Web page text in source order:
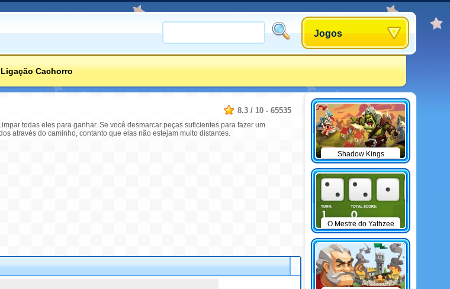
Jogos
Ligação Cachorro
8.3 / 10 - 65535
todas eles para ganhar. Se você desmarcar peças suficientes para fazer um
através do caminho, contanto que elas não estejam muito distantes.
Shadow Kings
O Mestre do Yathzee